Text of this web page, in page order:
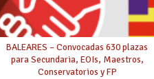
BALEARES – Convocadas 630 plazas
para Secundaria, EOIs, Maestros,
Conservatorios y FP